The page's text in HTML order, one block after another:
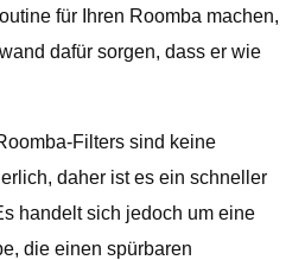
für Ihren Roomba machen,
dafür sorgen, dass er wie
Filters sind keine
daher ist es ein schneller
handelt sich jedoch um eine
die einen spürbaren